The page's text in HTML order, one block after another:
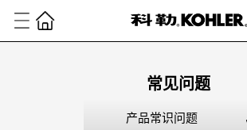
常见问题
产品常识问题